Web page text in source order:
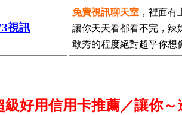
視訊
免費視訊聊天室 ，裡面
讓你天天看都看不完，辣
敢秀的程度絕對超乎你想
級好用信用卡推薦／讓你～